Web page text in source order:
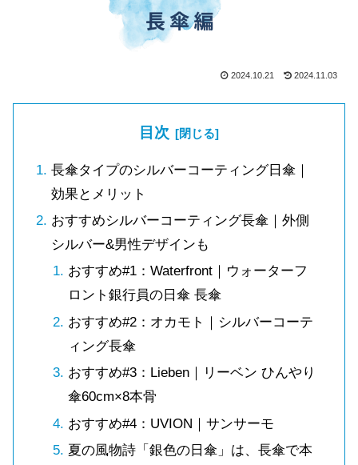
2024.10.21 2024.11.03
目次
長傘タイプのシルバーコーティング日傘｜
効果とメリット
おすすめシルバーコーティング長傘｜外側
シルバー&男性デザインも
おすすめ#1：Waterfront｜ウォーターフ
ロント銀行員の日傘 長傘
おすすめ#2：オカモト｜シルバーコーテ
ィング長傘
おすすめ#3：Lieben｜リーベン ひんやり
傘60cm×8本骨
おすすめ#4：UVION｜サンサーモ
夏の風物詩「銀色の日傘」は、長傘で本